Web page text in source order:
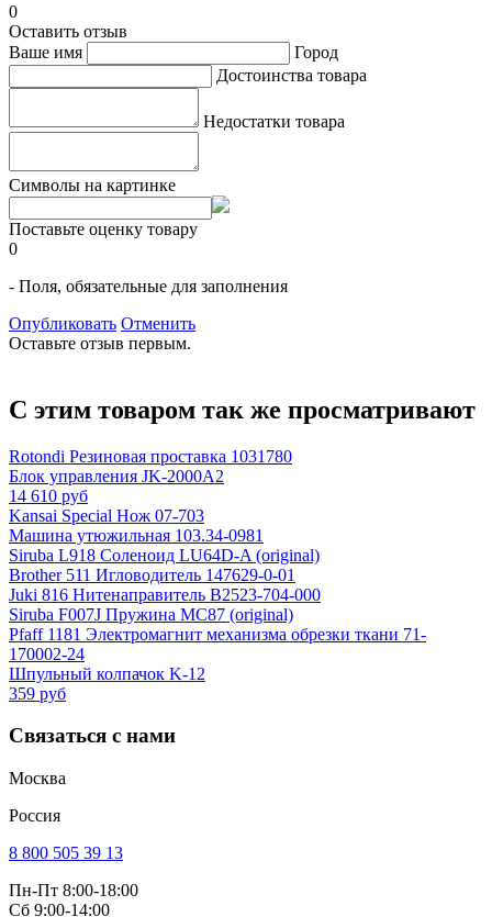
0
Оставить отзыв
Ваше имя
Город
Достоинства товара
Недостатки товара
Символы на картинке
Поставьте оценку товару
0
- Поля, обязательные для заполнения
Опубликовать Отменить
Оставьте отзыв первым.
С этим товаром так же просматривают
Rotondi Резиновая проставка 1031780
Блок управления JK-2000A2
14 610 руб
Kansai Special Нож 07-703
Машина утюжильная 103.34-0981
Siruba L918 Соленоид LU64D-A (original)
Brother 511 Игловодитель 147629-0-01
Juki 816 Нитенаправитель B2523-704-000
Siruba F007J Пружина MC87 (original)
Pfaff 1181 Электромагнит механизма обрезки ткани 71-
170002-24
Шпульный колпачок K-12
359 руб
Связаться с нами
Москва
Россия
8 800 505 39 13
Пн-Пт 8:00-18:00
Сб 9:00-14:00